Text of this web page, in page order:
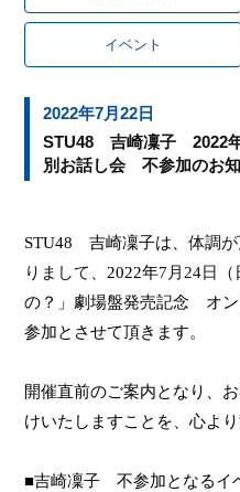
イベント
2022年7月22日
STU48 吉崎凜子 2022年
別お話し会 不参加のお
STU48 吉崎凜子は、体調
りまして、 2022年7 月 24日（
の？」 劇場盤発売記念 オン
参加とさせて頂きます。
開催直前のご案内となり、
けいたしますことを、心よ
■吉崎凜子 不参加となるイ